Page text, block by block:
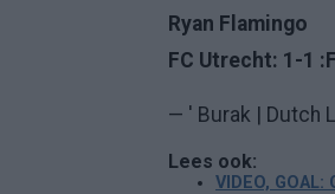
Ryan Flamingo
FC Utrecht: 1-1
— ' Burak |
Lees ook:
VIDEO,